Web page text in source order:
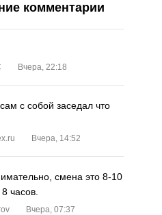
комментарии
Вчера, 22:18
с собой заседал что
Вчера, 14:52
смена это 8-10
часов.
Вчера, 07:37